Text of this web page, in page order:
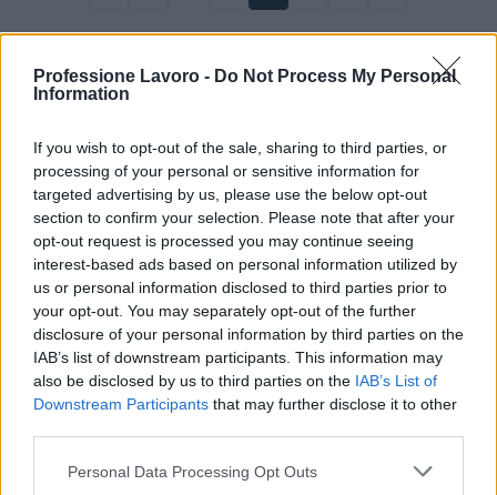
Professione Lavoro - Do Not Process My Personal
Information
If you wish to opt-out of the sale, sharing to third parties, or
processing of your personal or sensitive information for
targeted advertising by us, please use the below opt-out
section to confirm your selection. Please note that after your
opt-out request is processed you may continue seeing
interest-based ads based on personal information utilized by
us or personal information disclosed to third parties prior to
your opt-out. You may separately opt-out of the further
disclosure of your personal information by third parties on the
IAB’s list of downstream participants. This information may
also be disclosed by us to third parties on the IAB’s List of
Downstream Participants that may further disclose it to other
Please note that this website/app uses one or more Google
Personal Data Processing Opt Outs